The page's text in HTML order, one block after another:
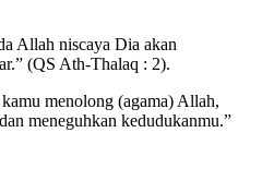
Allah niscaya Dia akan
(QS Ath-Thalaq : 2).
menolong (agama) Allah,
meneguhkan kedudukanmu.”